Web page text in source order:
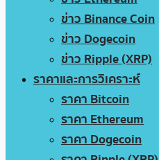
ข่าว Binance Coin
ข่าว Dogecoin
ข่าว Ripple (XRP)
ราคาและการวิเคราะห์
ราคา Bitcoin
ราคา Ethereum
ราคา Dogecoin